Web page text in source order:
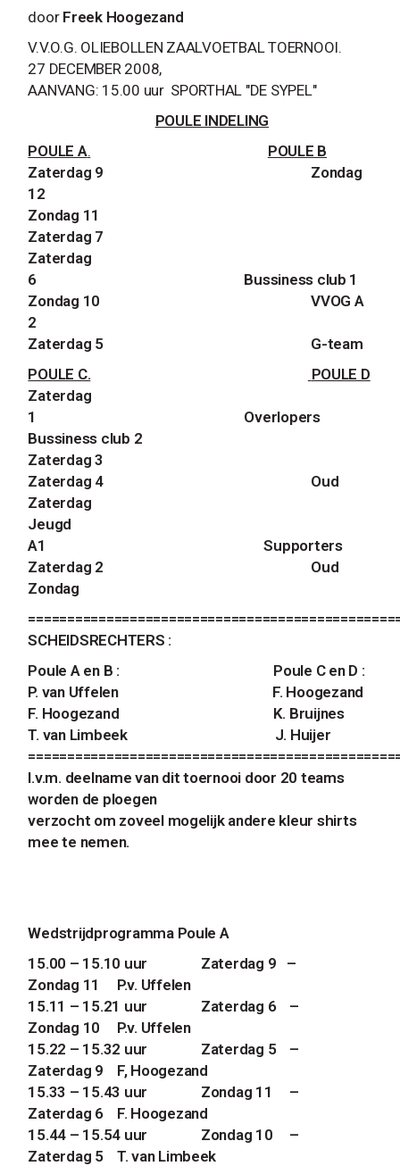
door Freek Hoogezand
V.V.O.G. OLIEBOLLEN ZAALVOETBAL TOERNOOI.
27 DECEMBER 2008,
AANVANG: 15.00 uur SPORTHAL "DE SYPEL"
POULE INDELING
POULE A.
POULE B
Zaterdag 9
Zondag
12
Zondag 11
Zaterdag 7
Zaterdag
6
Bussiness club 1
Zondag 10
VVOG A
2
Zaterdag 5
G-team
POULE C.
POULE D
Zaterdag
1
Overlopers
Bussiness club 2
Zaterdag 3
Zaterdag 4
Oud
Zaterdag
Jeugd
A1
Supporters
Zaterdag 2
Oud
Zondag
SCHEIDSRECHTERS :
Poule A en B :
Poule C en D :
P. van Uffelen
F. Hoogezand
F. Hoogezand K. Bruijnes
T. van Limbeek J. Huijer
I.v.m. deelname van dit toernooi door 20 teams
worden de ploegen
verzocht om zoveel mogelijk andere kleur shirts
mee te nemen.
Wedstrijdprogramma Poule A
15.00 – 15.10 uur
Zaterdag 9
–
Zondag 11
P.v. Uffelen
15.11 – 15.21 uur
Zaterdag 6
–
Zondag 10
P.v. Uffelen
15.22 – 15.32 uur
Zaterdag 5
–
Zaterdag 9
F, Hoogezand
15.33 – 15.43 uur
Zondag 11
–
Zaterdag 6
F. Hoogezand
15.44 – 15.54 uur
Zondag 10
–
Zaterdag 5
T. van Limbeek